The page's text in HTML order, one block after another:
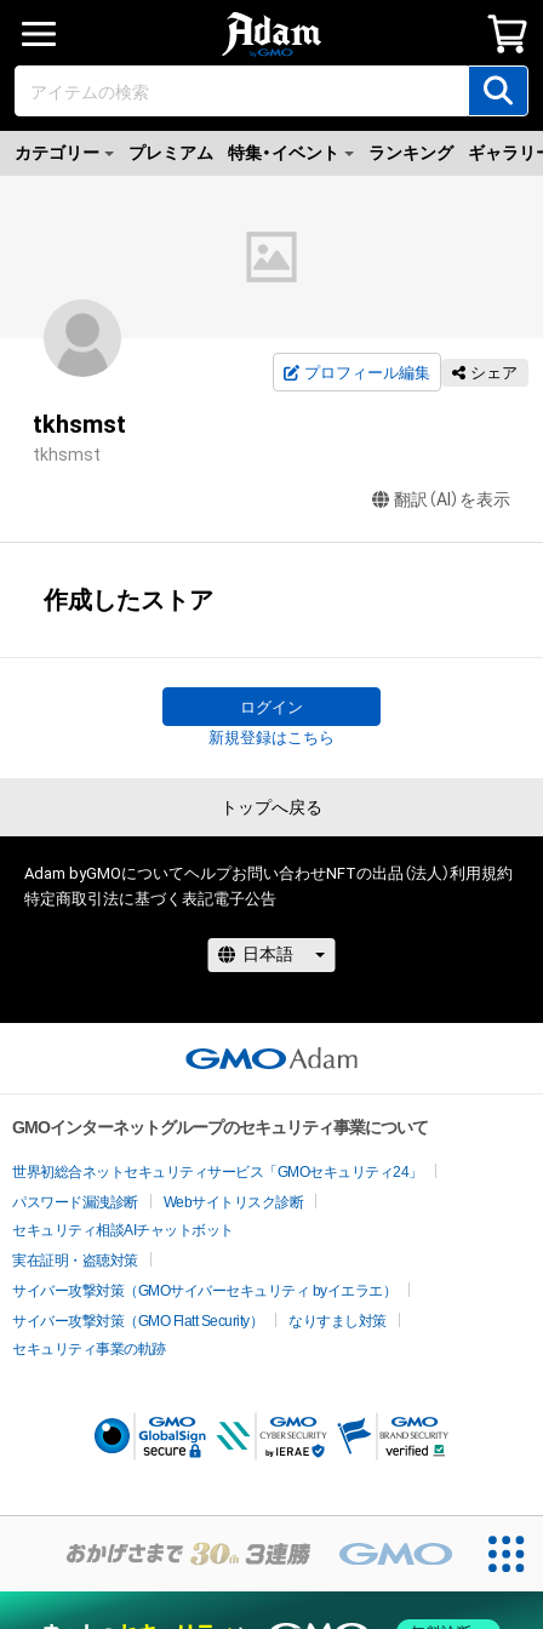
カテゴリー プレミアム 特集・イベント ランキング ギャラリ
プロフィール編集 シェア
tkhsmst
tkhsmst
翻訳（AI）を表示
作成したストア
ログイン
新規登録はこちら
トップへ戻る
Adam byGMOについてヘルプお問い合わせNFTの出品（法人）利用規約
特定商取引法に基づく表記電子公告
GMOインターネットグループのセキュリティ事業について
世界初総合ネットセキュリティサービス「GMOセキュリティ24」
パスワード漏洩診断
Webサイトリスク診断
セキュリティ相談AIチャットボット
実在証明・盗聴対策
サイバー攻撃対策（GMOサイバーセキュリティ byイエラエ）
サイバー攻撃対策（GMO Flatt Security）
なりすまし対策
セキュリティ事業の軌跡